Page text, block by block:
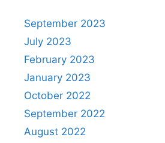
September 2023
July 2023
February 2023
January 2023
October 2022
September 2022
August 2022